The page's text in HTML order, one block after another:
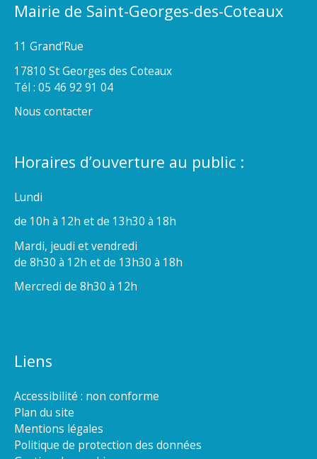
Mairie de Saint-Georges-des-Coteaux
11 Grand’Rue
17810 St Georges des Coteaux
Tél : 05 46 92 91 04
Nous contacter
Horaires d’ouverture au public :
Lundi
de 10h à 12h et de 13h30 à 18h
Mardi, jeudi et vendredi
de 8h30 à 12h et de 13h30 à 18h
Mercredi de 8h30 à 12h
Liens
Accessibilité : non conforme
Plan du site
Mentions légales
Politique de protection des données